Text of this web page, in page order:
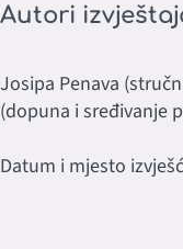
Autori
Josipa Penava
(dopuna i sređivanje
Datum i mjesto